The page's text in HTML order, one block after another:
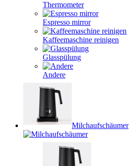
Thermometer
Espresso mirror
Kaffeemaschine reinigen
Glasspülung
Andere
Milchaufschäumer